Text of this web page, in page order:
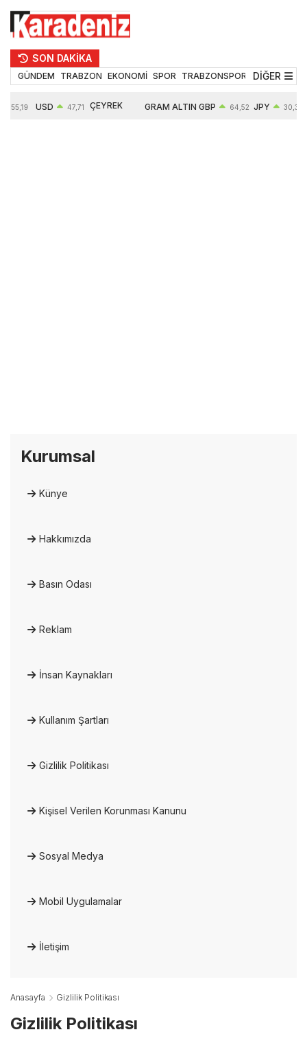
SON DAKİKA
GÜNDEM TRABZON EKONOMİ SPOR TRABZONSPOR TEKNOLOJİ
DİĞER
55,19 USD 47,71 ÇEYREK GRAM ALTIN GBP 64,52 JPY 30,31
Kurumsal
Künye
Hakkımızda
Basın Odası
Reklam
İnsan Kaynakları
Kullanım Şartları
Gizlilik Politikası
Kişisel Verilen Korunması Kanunu
Sosyal Medya
Mobil Uygulamalar
İletişim
Anasayfa Gizlilik Politikası
Gizlilik Politikası